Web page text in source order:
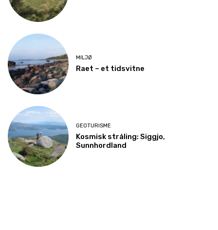
MILJØ
Raet – et tidsvitne
GEOTURISME
Kosmisk stråling: Siggjo,
Sunnhordland